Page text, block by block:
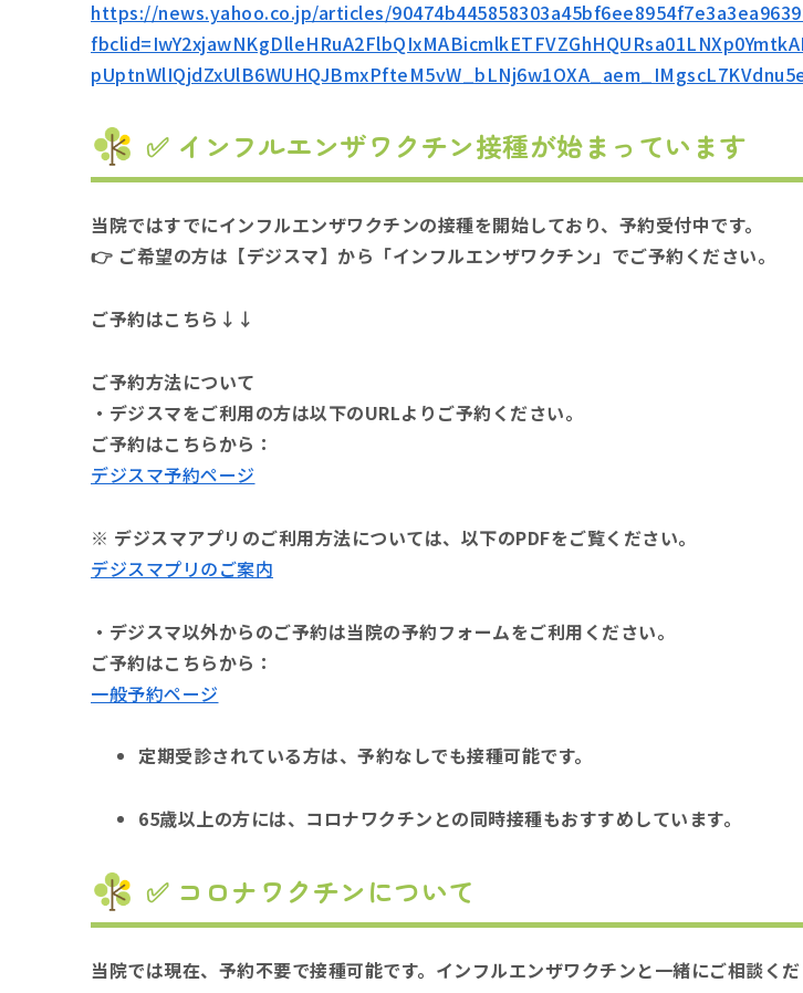
https://news.yahoo.co.jp/articles/
✅ インフルエンザワクチン接種が始まっています
当院ではすでにインフルエンザワクチンの接種を開始しており、予約受付中です。
👉 ご希望の方は【デジスマ】から「インフルエンザワクチン」でご予約ください。
ご予約はこちら↓↓
ご予約方法について
・デジスマをご利用の方は以下のURLよりご予約ください。
ご予約はこちらから：
デジスマ予約ページ
※ デジスマアプリのご利用方法については、以下のPDFをご覧ください。
デジスマプリのご案内
・デジスマ以外からのご予約は当院の予約フォームをご利用ください。
ご予約はこちらから：
一般予約ページ
定期受診されている方は、予約なしでも接種可能です。
65歳以上の方には、コロナワクチンとの同時接種もおすすめしています。
✅ コロナワクチンについて
当院では現在、予約不要で接種可能です。インフルエンザワクチンと一緒にご相談くだ